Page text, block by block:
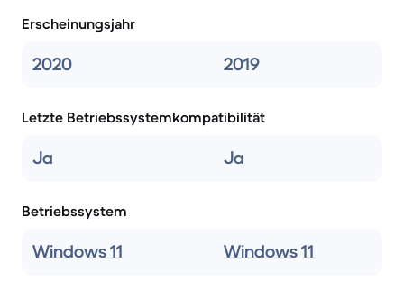
Erscheinungsjahr
2020 2019
Letzte Betriebssystemkompatibilität
Ja Ja
Betriebssystem
Windows 11 Windows 11